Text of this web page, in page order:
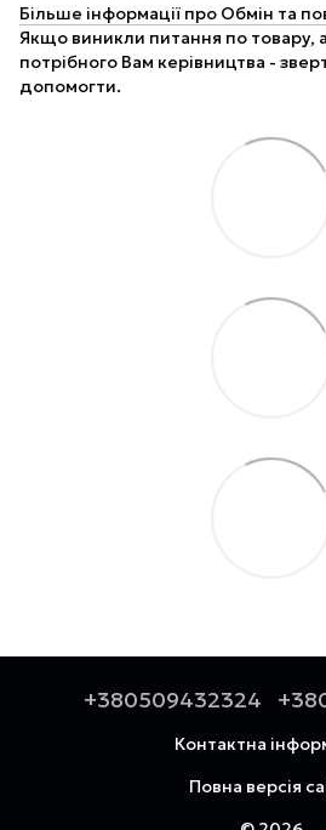
Більше інформації про Обмін та
Якщо виникли питання по товару,
потрібного Вам керівництва -
допомогти.
+380509432324
Контактна
Повна версія